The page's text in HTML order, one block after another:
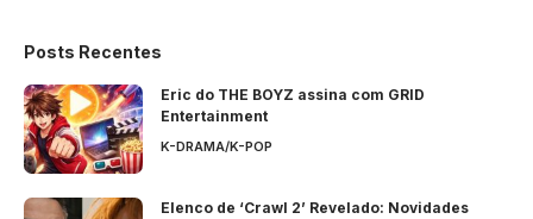
Posts Recentes
Eric do THE BOYZ assina com GRID
Entertainment
K-DRAMA/K-POP
Elenco de ‘Crawl 2’ Revelado: Novidades